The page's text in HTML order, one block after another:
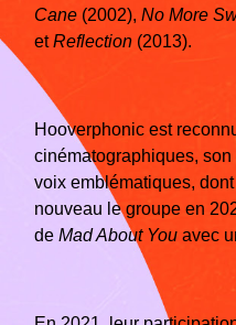
Cane (2002),No More
etReflection (2013).
Hooverphonic est
cinématographiques,
voix emblématiques,
nouveau le groupe en
deMad About You avec